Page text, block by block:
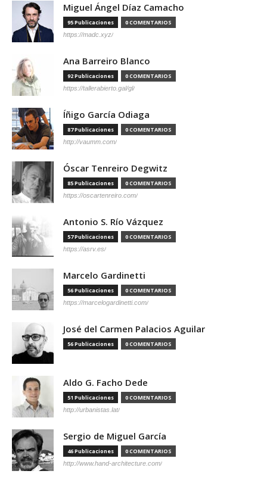
Miguel Ángel Díaz Camacho
95 Publicaciones 0 COMENTARIOS
https://madc.xyz/
Ana Barreiro Blanco
92 Publicaciones 0 COMENTARIOS
https://tallerabierto.gal/gl/
Íñigo García Odiaga
87 Publicaciones 0 COMENTARIOS
http://vaumm.com/
Óscar Tenreiro Degwitz
85 Publicaciones 0 COMENTARIOS
https://oscartenreiro.com/
Antonio S. Río Vázquez
57 Publicaciones 0 COMENTARIOS
https://asrv.es/
Marcelo Gardinetti
56 Publicaciones 0 COMENTARIOS
https://marcelogardinetti.com/
José del Carmen Palacios Aguilar
56 Publicaciones 0 COMENTARIOS
Aldo G. Facho Dede
51 Publicaciones 0 COMENTARIOS
http://urbanistas.lat/
Sergio de Miguel García
46 Publicaciones 0 COMENTARIOS
http://www.hand-architecture.com/